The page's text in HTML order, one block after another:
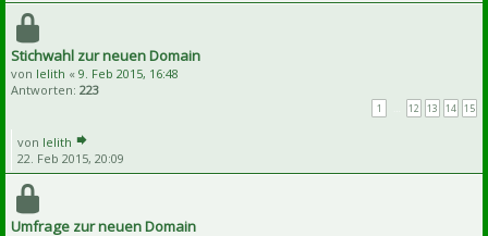
Stichwahl zur neuen Domain
von lelith « 9. Feb 2015, 16:48
Antworten: 223
1 12 13 14 15
von lelith
22. Feb 2015, 20:09
Umfrage zur neuen Domain